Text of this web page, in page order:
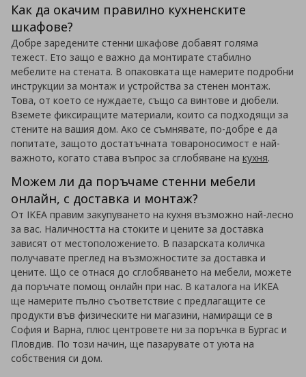
Как да окачим правилно кухненските
шкафове?
Добре заредените стенни шкафове добавят голяма
тежест. Ето защо е важно да монтирате стабилно
мебелите на стената. В опаковката ще намерите подробни
инструкции за монтаж и устройства за стенен монтаж.
Това, от което се нуждаете, също са винтове и дюбели.
Вземете фиксиращите материали, които са подходящи за
стените на вашия дом. Ако се съмнявате, по-добре е да
попитате, защото достатъчната товароносимост е най-
важното, когато става въпрос за сглобяване на кухня.
Можем ли да поръчаме стенни мебели
онлайн, с доставка и монтаж?
От IKEA правим закупуването на кухня възможно най-лесно
за вас. Наличността на стоките и цените за доставка
зависят от местоположението. В пазарската количка
получавате преглед на възможностите за доставка и
цените. Що се отнася до сглобяването на мебели, можете
да поръчате помощ онлайн при нас. В каталога на ИКЕА
ще намерите пълно съответствие с предлагащите се
продукти във физическите ни магазини, намиращи се в
София и Варна, плюс центровете ни за поръчка в Бургас и
Пловдив. По този начин, ще пазарувате от уюта на
собствения си дом.